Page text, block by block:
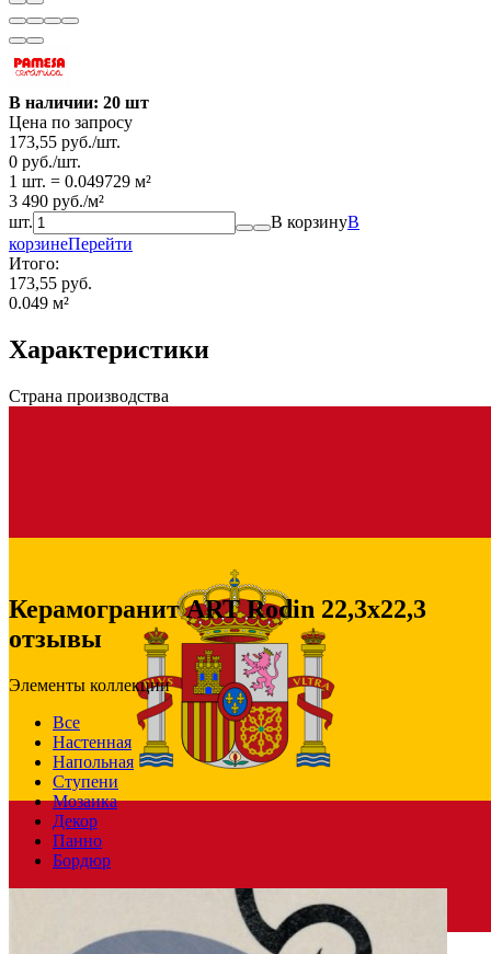
В наличии: 20 шт
Цена по запросу
173,55 руб./шт.
0 руб./шт.
1 шт. = 0.049729 м²
3 490 руб./м²
шт.
В корзинуВ
корзинеПерейти
Итого:
173,55 руб.
0.049 м²
Характеристики
Страна производства
Керамогранит ART Rodin 22,3x22,3
отзывы
Элементы коллекции
Все
Настенная
Напольная
Ступени
Мозаика
Декор
Панно
Бордюр